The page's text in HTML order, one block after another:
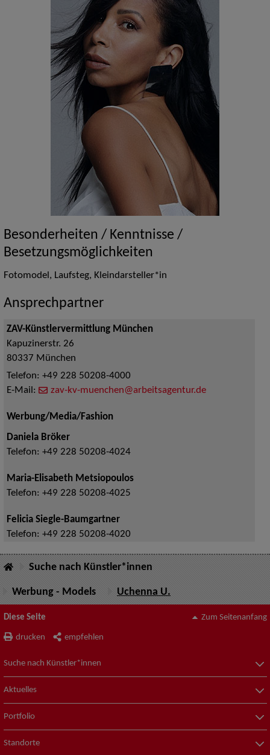
Besonderheiten / Kenntnisse /
Besetzungsmöglichkeiten
Fotomodel, Laufsteg, Kleindarsteller*in
Ansprechpartner
ZAV-Künstlervermittlung München
Kapuzinerstr. 26
80337 München
Telefon: +49 228 50208-4000
E-Mail:
zav-kv-muenchen@arbeitsagentur.de
Werbung/Media/Fashion
Daniela Bröker
Telefon: +49 228 50208-4024
Maria-Elisabeth Metsiopoulos
Telefon: +49 228 50208-4025
Felicia Siegle-Baumgartner
Telefon: +49 228 50208-4020
Suche nach Künstler*innen
Werbung - Models Uchenna U.
Diese Seite
drucken empfehlen
Zum Seitenanfang
Suche nach Künstler*innen
Aktuelles
Portfolio
Standorte